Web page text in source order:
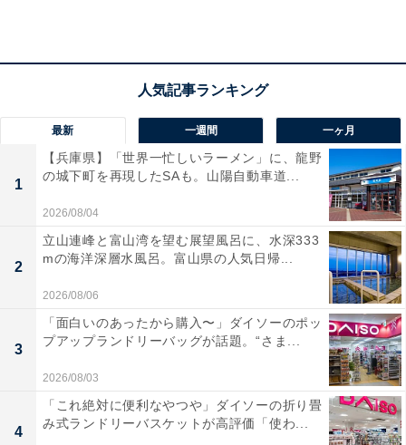
10:00〜20:00（最終受付19:30）
※8月8日〜16日は9:00〜20:00
※詳細やその他施設の営業時間は公式サイトをご確認く
ださい
アクセス
新潟県上越市名立区名立大町4280-1
TEL：025-531-6300
北陸自動車道「名立谷浜IC」より車で約3分 / えちごトキ
あわせて読みたい
【新潟県】入園無料あり！ 北陸唯一の国営公
最新 一週間 一ヶ月
1
【兵庫県】「世界一忙しいラーメン」に、龍野
の城下町を再現したSAも。山陽自動車道...
2026/08/04
2
立山連峰と富山湾を望む展望風呂に、水深333
mの海洋深層水風呂。富山県の人気日帰...
2026/08/06
3
「面白いのあったから購入〜」ダイソーのポッ
プアップランドリーバッグが話題。“さま...
2026/08/03
4
「これ絶対に便利なやつや」ダイソーの折り畳
み式ランドリーバスケットが高評価「使わ...